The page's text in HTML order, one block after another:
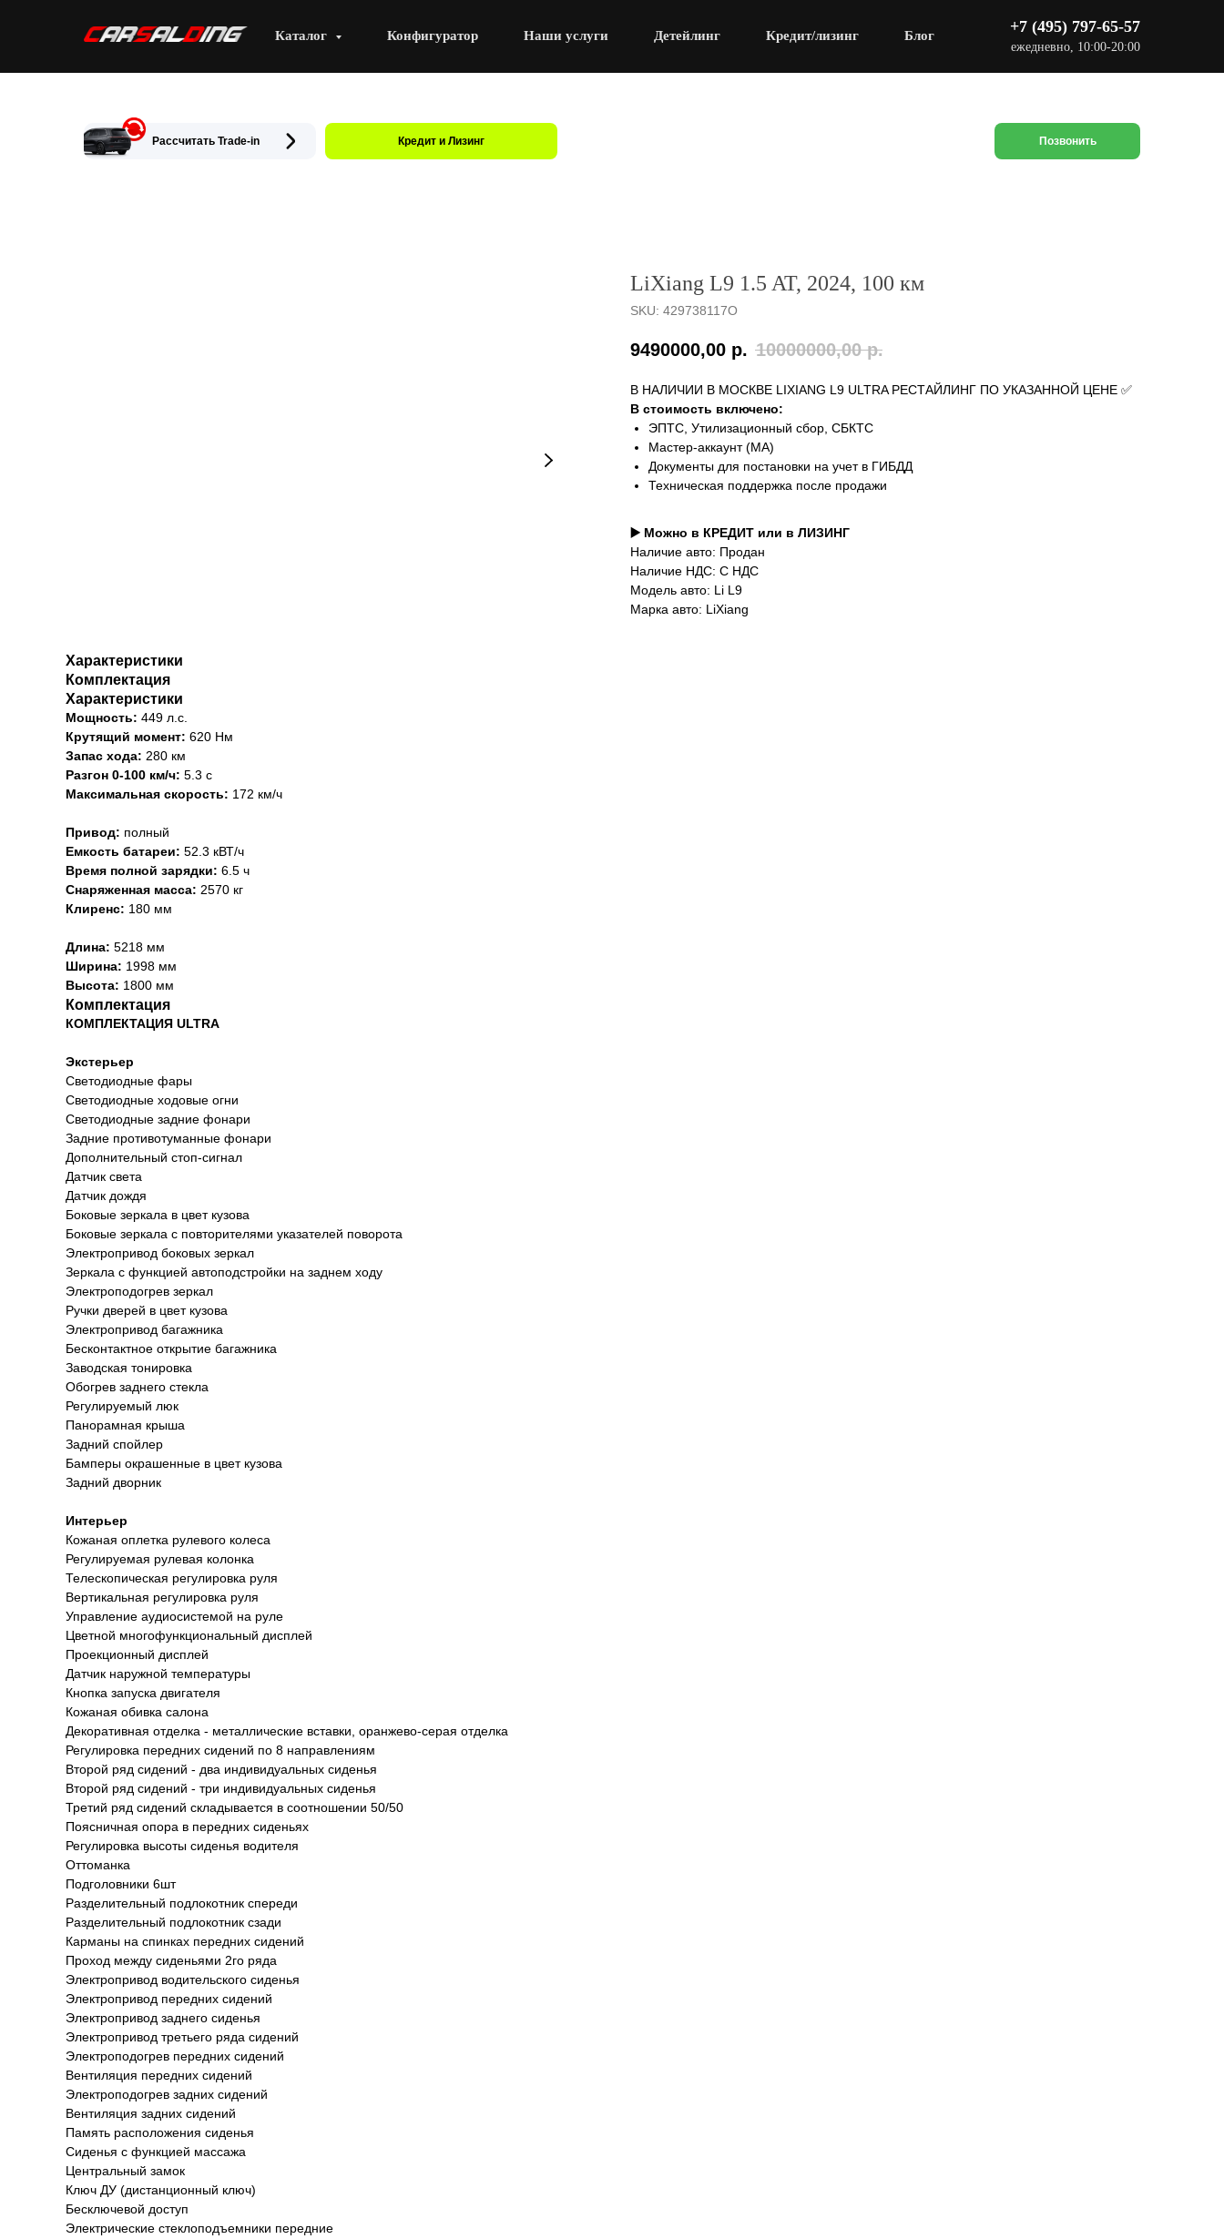
Каталог Конфигуратор Наши услуги Детейлинг Кредит/лизинг Блог +7 (495) 797-65-57
ежедневно, 10:00-20:00
Рассчитать Trade-in Кредит и Лизинг Позвонить
LiXiang L9 1.5 AT, 2024, 100 км
SKU: 429738117O
9490000,00 р. 10000000,00 р.
В НАЛИЧИИ В МОСКВЕ LIXIANG L9 ULTRA РЕСТАЙЛИНГ ПО УКАЗАННОЙ ЦЕНЕ ✅
В стоимость включено:
ЭПТС, Утилизационный сбор, СБКТС
Мастер-аккаунт (MA)
Документы для постановки на учет в ГИБДД
Техническая поддержка после продажи
▶️ Можно в КРЕДИТ или в ЛИЗИНГ
Наличие авто: Продан
Наличие НДС: С НДС
Модель авто: Li L9
Марка авто: LiXiang
Характеристики
Комплектация
Характеристики
Мощность: 449 л.с.
Крутящий момент: 620 Нм
Запас хода: 280 км
Разгон 0-100 км/ч: 5.3 с
Максимальная скорость: 172 км/ч
Привод: полный
Емкость батареи: 52.3 кВТ/ч
Время полной зарядки: 6.5 ч
Снаряженная масса: 2570 кг
Клиренс: 180 мм
Длина: 5218 мм
Ширина: 1998 мм
Высота: 1800 мм
Комплектация
КОМПЛЕКТАЦИЯ ULTRA
Экстерьер
Светодиодные фары
Светодиодные ходовые огни
Cветодиодные задние фонари
Задние противотуманные фонари
Дополнительный стоп-сигнал
Датчик света
Датчик дождя
Боковые зеркала в цвет кузова
Боковые зеркала с повторителями указателей поворота
Электропривод боковых зеркал
Зеркала с функцией автоподстройки на заднем ходу
Электроподогрев зеркал
Ручки дверей в цвет кузова
Электропривод багажника
Бесконтактное открытие багажника
Заводская тонировка
Обогрев заднего стекла
Регулируемый люк
Панорамная крыша
Задний спойлер
Бамперы окрашенные в цвет кузова
Задний дворник
Интерьер
Кожаная оплетка рулевого колеса
Регулируемая рулевая колонка
Телескопическая регулировка руля
Вертикальная регулировка руля
Управление аудиосистемой на руле
Цветной многофункциональный дисплей
Проекционный дисплей
Датчик наружной температуры
Кнопка запуска двигателя
Кожаная обивка салона
Декоративная отделка - металлические вставки, оранжево-серая отделка
Регулировка передних сидений по 8 направлениям
Второй ряд сидений - два индивидуальных сиденья
Второй ряд сидений - три индивидуальных сиденья
Третий ряд сидений складывается в соотношении 50/50
Поясничная опора в передних сиденьях
Регулировка высоты сиденья водителя
Оттоманка
Подголовники 6шт
Разделительный подлокотник спереди
Разделительный подлокотник сзади
Карманы на спинках передних сидений
Проход между сиденьями 2го ряда
Электропривод водительского сиденья
Электропривод передних сидений
Электропривод заднего сиденья
Электропривод третьего ряда сидений
Электроподогрев передних сидений
Вентиляция передних сидений
Электроподогрев задних сидений
Вентиляция задних сидений
Память расположения сиденья
Сиденья с функцией массажа
Центральный замок
Ключ ДУ (дистанционный ключ)
Бесключевой доступ
Электрические стеклоподъемники передние